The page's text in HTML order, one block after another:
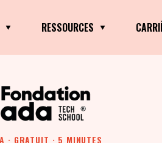
RESSOURCES